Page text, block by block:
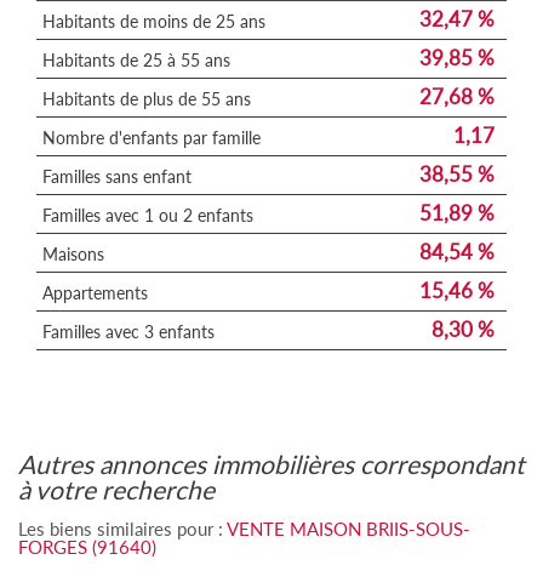
Habitants de moins de 25 ans 32,47 %
Habitants de 25 à 55 ans 39,85 %
Habitants de plus de 55 ans 27,68 %
Nombre d'enfants par famille 1,17
Familles sans enfant 38,55 %
Familles avec 1 ou 2 enfants 51,89 %
Maisons 84,54 %
Appartements 15,46 %
Familles avec 3 enfants 8,30 %
autres annonces immobilières correspondant
à votre recherche
Les biens similaires pour : VENTE MAISON BRIIS-SOUS-
FORGES (91640)